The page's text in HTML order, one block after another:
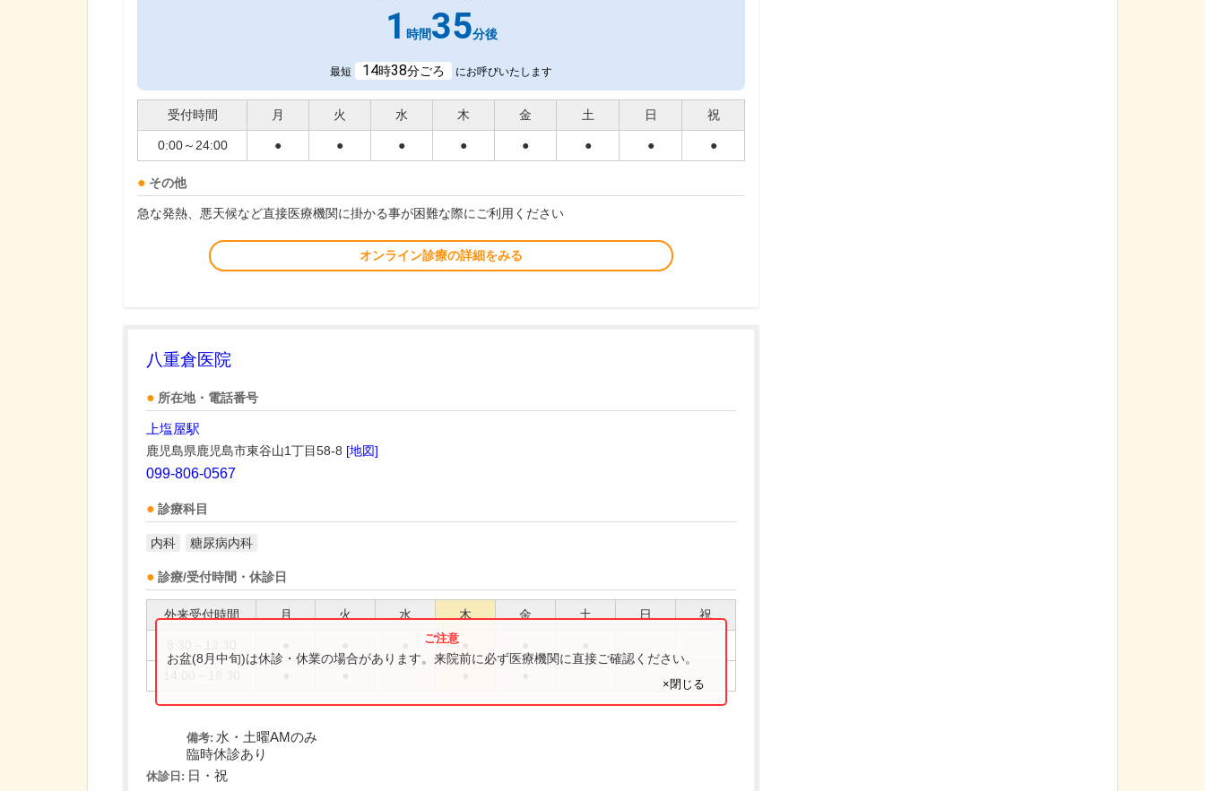
1 時間35分後
最短 14時38分ごろ にお呼びいたします
受付時間 月 火 水 木 金 土 日 祝
0:00～24:00 ● ● ● ● ● ● ● ●
その他
急な発熱、悪天候など直接医療機関に掛かる事が困難な際にご利用ください
オンライン診療の詳細をみる
八重倉医院
所在地・電話番号
上塩屋駅
鹿児島県鹿児島市東谷山1丁目58-8 [地図]
099-806-0567
診療科目
内科 糖尿病内科
診療/受付時間・休診日
外来受付時間 月 火 水 木 金 土 日 祝
お盆(8月中旬)は休診・休業の場合があります。来院前に必ず医療機関に直接ご確認ください。
×閉じる
備考: 水・土曜AMのみ
臨時休診あり
休診日: 日・祝